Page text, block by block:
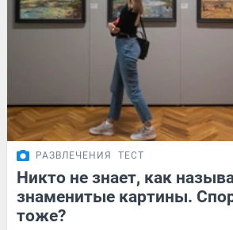
РАЗВЛЕЧЕНИЯ ТЕСТ
Никто не знает, как
знаменитые картины.
тоже?